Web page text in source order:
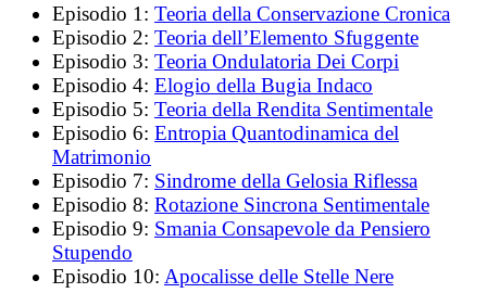
Episodio 1: Teoria della Conservazione Cronica
Episodio 2: Teoria dell’Elemento Sfuggente
Episodio 3: Teoria Ondulatoria Dei Corpi
Episodio 4: Elogio della Bugia Indaco
Episodio 5: Teoria della Rendita Sentimentale
Episodio 6: Entropia Quantodinamica del
Matrimonio
Episodio 7: Sindrome della Gelosia Riflessa
Episodio 8: Rotazione Sincrona Sentimentale
Episodio 9: Smania Consapevole da Pensiero
Stupendo
Episodio 10: Apocalisse delle Stelle Nere